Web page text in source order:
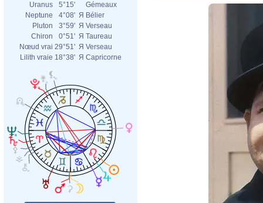
Uranus
5°15'
Gémeaux
Neptune
4°08' Я Bélier
Pluton
3°59' Я Verseau
Chiron
0°51' Я Taureau
Nœud vrai 29°51' Я Verseau
Lilith vraie 18°38' Я Capricorne